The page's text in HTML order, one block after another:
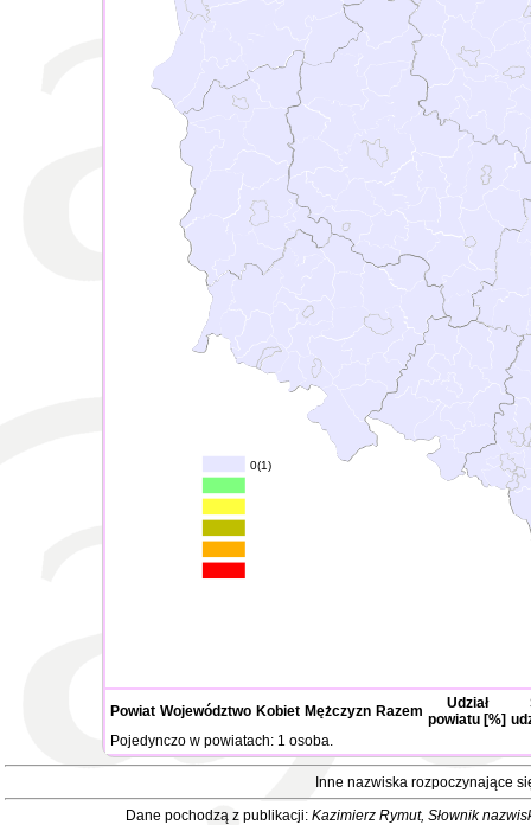
0(1)
Powiat Województwo Kobiet Mężczyzn Razem
Udział
powiatu [%]
Pojedynczo w powiatach: 1 osoba.
Inne nazwiska rozpoczynające
Dane pochodzą z publikacji: Kazimierz Rymut, Słownik